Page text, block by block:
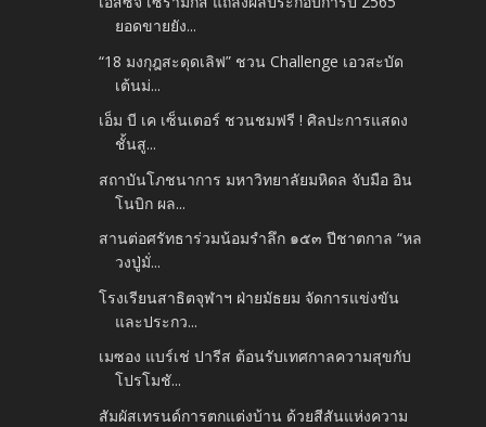
ยอดขายยัง...
“18 มงกุฎสะดุดเลิฟ” ชวน Challenge เอวสะบัด
เต้นม่...
เอ็ม บี เค เซ็นเตอร์ ชวนชมฟรี ! ศิลปะการแสดง
ชั้นสู...
สถาบันโภชนาการ มหาวิทยาลัยมหิดล จับมือ อิน
โนบิก ผล...
สานต่อศรัทธาร่วมน้อมรำลึก ๑๕๓ ปีชาตกาล “หล
วงปู่มั่...
โรงเรียนสาธิตจุฬาฯ ฝ่ายมัธยม จัดการแข่งขัน
และประกว...
เมซอง แบร์เช่ ปารีส ต้อนรับเทศกาลความสุขกับ
โปรโมชั...
สัมผัสเทรนด์การตกแต่งบ้าน ด้วยสีสันแห่งความ